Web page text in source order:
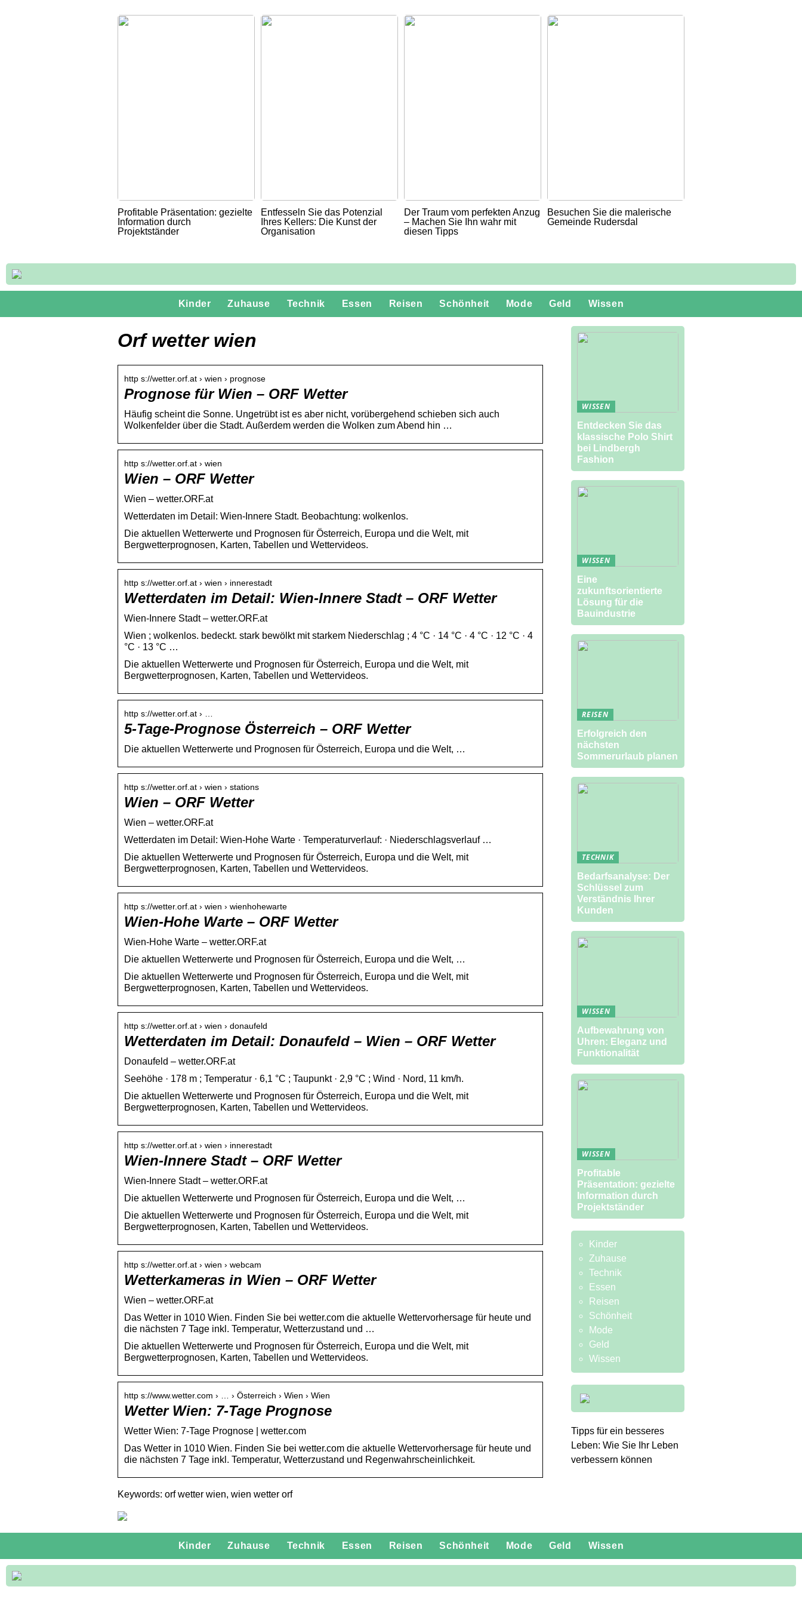
Profitable Präsentation: gezielte
Information durch
Projektständer
Entfesseln Sie das Potenzial
Ihres Kellers: Die Kunst der
Organisation
Der Traum vom perfekten Anzug
– Machen Sie Ihn wahr mit
diesen Tipps
Besuchen Sie die malerische
Gemeinde Rudersdal
Kinder Zuhause Technik Essen Reisen Schönheit Mode Geld Wissen
Orf wetter wien
http s://wetter.orf.at › wien › prognose
Prognose für Wien – ORF Wetter
Häufig scheint die Sonne. Ungetrübt ist es aber nicht, vorübergehend schieben sich auch
Wolkenfelder über die Stadt. Außerdem werden die Wolken zum Abend hin …
http s://wetter.orf.at › wien
Wien – ORF Wetter
Wien – wetter.ORF.at
Wetterdaten im Detail: Wien-Innere Stadt. Beobachtung: wolkenlos.
Die aktuellen Wetterwerte und Prognosen für Österreich, Europa und die Welt, mit
Bergwetterprognosen, Karten, Tabellen und Wettervideos.
http s://wetter.orf.at › wien › innerestadt
Wetterdaten im Detail: Wien-Innere Stadt – ORF Wetter
Wien-Innere Stadt – wetter.ORF.at
Wien ; wolkenlos. bedeckt. stark bewölkt mit starkem Niederschlag ; 4 °C · 14 °C · 4 °C · 12 °C · 4
°C · 13 °C …
Die aktuellen Wetterwerte und Prognosen für Österreich, Europa und die Welt, mit
Bergwetterprognosen, Karten, Tabellen und Wettervideos.
http s://wetter.orf.at › …
5-Tage-Prognose Österreich – ORF Wetter
Die aktuellen Wetterwerte und Prognosen für Österreich, Europa und die Welt, …
http s://wetter.orf.at › wien › stations
Wien – ORF Wetter
Wien – wetter.ORF.at
Wetterdaten im Detail: Wien-Hohe Warte · Temperaturverlauf: · Niederschlagsverlauf …
Die aktuellen Wetterwerte und Prognosen für Österreich, Europa und die Welt, mit
Bergwetterprognosen, Karten, Tabellen und Wettervideos.
http s://wetter.orf.at › wien › wienhohewarte
Wien-Hohe Warte – ORF Wetter
Wien-Hohe Warte – wetter.ORF.at
Die aktuellen Wetterwerte und Prognosen für Österreich, Europa und die Welt, …
Die aktuellen Wetterwerte und Prognosen für Österreich, Europa und die Welt, mit
Bergwetterprognosen, Karten, Tabellen und Wettervideos.
http s://wetter.orf.at › wien › donaufeld
Wetterdaten im Detail: Donaufeld – Wien – ORF Wetter
Donaufeld – wetter.ORF.at
Seehöhe · 178 m ; Temperatur · 6,1 °C ; Taupunkt · 2,9 °C ; Wind · Nord, 11 km/h.
Die aktuellen Wetterwerte und Prognosen für Österreich, Europa und die Welt, mit
Bergwetterprognosen, Karten, Tabellen und Wettervideos.
http s://wetter.orf.at › wien › innerestadt
Wien-Innere Stadt – ORF Wetter
Wien-Innere Stadt – wetter.ORF.at
Die aktuellen Wetterwerte und Prognosen für Österreich, Europa und die Welt, …
Die aktuellen Wetterwerte und Prognosen für Österreich, Europa und die Welt, mit
Bergwetterprognosen, Karten, Tabellen und Wettervideos.
http s://wetter.orf.at › wien › webcam
Wetterkameras in Wien – ORF Wetter
Wien – wetter.ORF.at
Das Wetter in 1010 Wien. Finden Sie bei wetter.com die aktuelle Wettervorhersage für heute und
die nächsten 7 Tage inkl. Temperatur, Wetterzustand und …
Die aktuellen Wetterwerte und Prognosen für Österreich, Europa und die Welt, mit
Bergwetterprognosen, Karten, Tabellen und Wettervideos.
http s://www.wetter.com › … › Österreich › Wien › Wien
Wetter Wien: 7-Tage Prognose
Wetter Wien: 7-Tage Prognose | wetter.com
Das Wetter in 1010 Wien. Finden Sie bei wetter.com die aktuelle Wettervorhersage für heute und
die nächsten 7 Tage inkl. Temperatur, Wetterzustand und Regenwahrscheinlichkeit.
Keywords: orf wetter wien, wien wetter orf
WISSEN
Entdecken Sie das
klassische Polo Shirt
bei Lindbergh
Fashion
WISSEN
Eine
zukunftsorientierte
Lösung für die
Bauindustrie
REISEN
Erfolgreich den
nächsten
Sommerurlaub planen
TECHNIK
Bedarfsanalyse: Der
Schlüssel zum
Verständnis Ihrer
Kunden
WISSEN
Aufbewahrung von
Uhren: Eleganz und
Funktionalität
WISSEN
Profitable
Präsentation: gezielte
Information durch
Projektständer
Kinder
Zuhause
Technik
Essen
Reisen
Schönheit
Mode
Geld
Wissen
Tipps für ein besseres
Leben: Wie Sie Ihr Leben
verbessern können
Kinder Zuhause Technik Essen Reisen Schönheit Mode Geld Wissen